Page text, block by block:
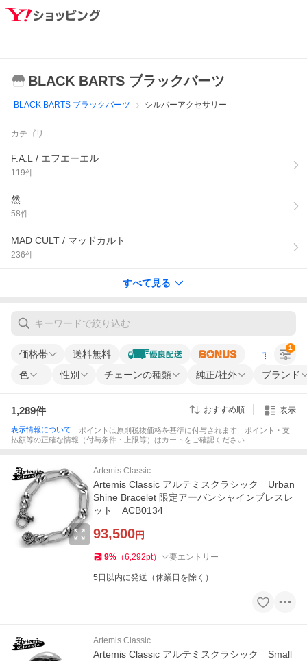
BLACK BARTS ブラックバーツ
BLACK BARTS ブラックバーツ シルバーアクセサリー
カテゴリ
F.A.L / エフエーエル
119件
然
58件
MAD CULT / マッドカルト
236件
すべて見る
価格帯 送料無料 すべての条
色 性別 チェーンの種類 純正/社外 ブランド
1
1,289件 おすすめ順 表示
表示情報について ｜ポイントは原則税抜価格を基準に付与されます｜ポイント・支
払額等の正確な情報（付与条件・上限等）はカートをご確認ください
Artemis Classic
Artemis Classic アルテミスクラシック Urban
Shine Bracelet 限定アーバンシャインブレスレ
ット ACB0134
93,500円
9% （6,292pt） 要エントリー
5日以内に発送（休業日を除く）
Artemis Classic
Artemis Classic アルテミスクラシック Small